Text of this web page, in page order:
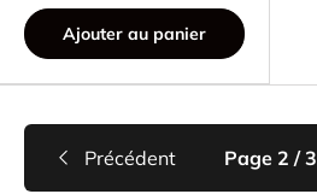
Ajouter au panier
Précédent Page 2 / 3